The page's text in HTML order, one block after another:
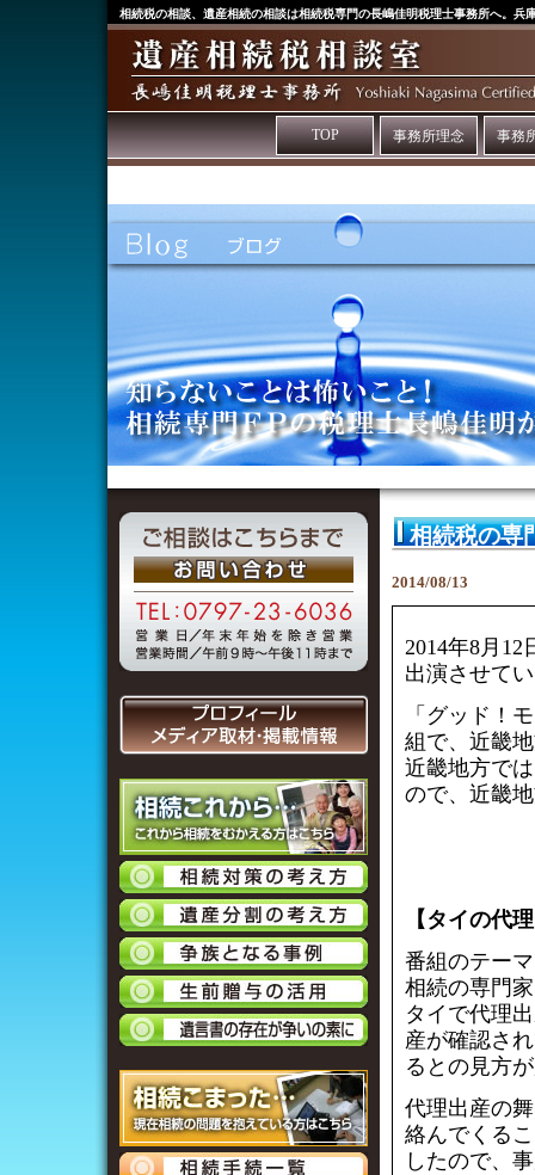
相続税の相談、遺産相続の相談は相続税専門の長嶋佳明税理士事務所へ。兵
TOP 事務所理念 事務
相続税の専
2014/08/13
2014年8月
出演させて
「グッド！
組で、近畿
近畿地方で
ので、近畿
【タイの代
番組のテー
相続の専門
タイで代理
産が確認さ
るとの見方
代理出産の
絡んでくる
したので、